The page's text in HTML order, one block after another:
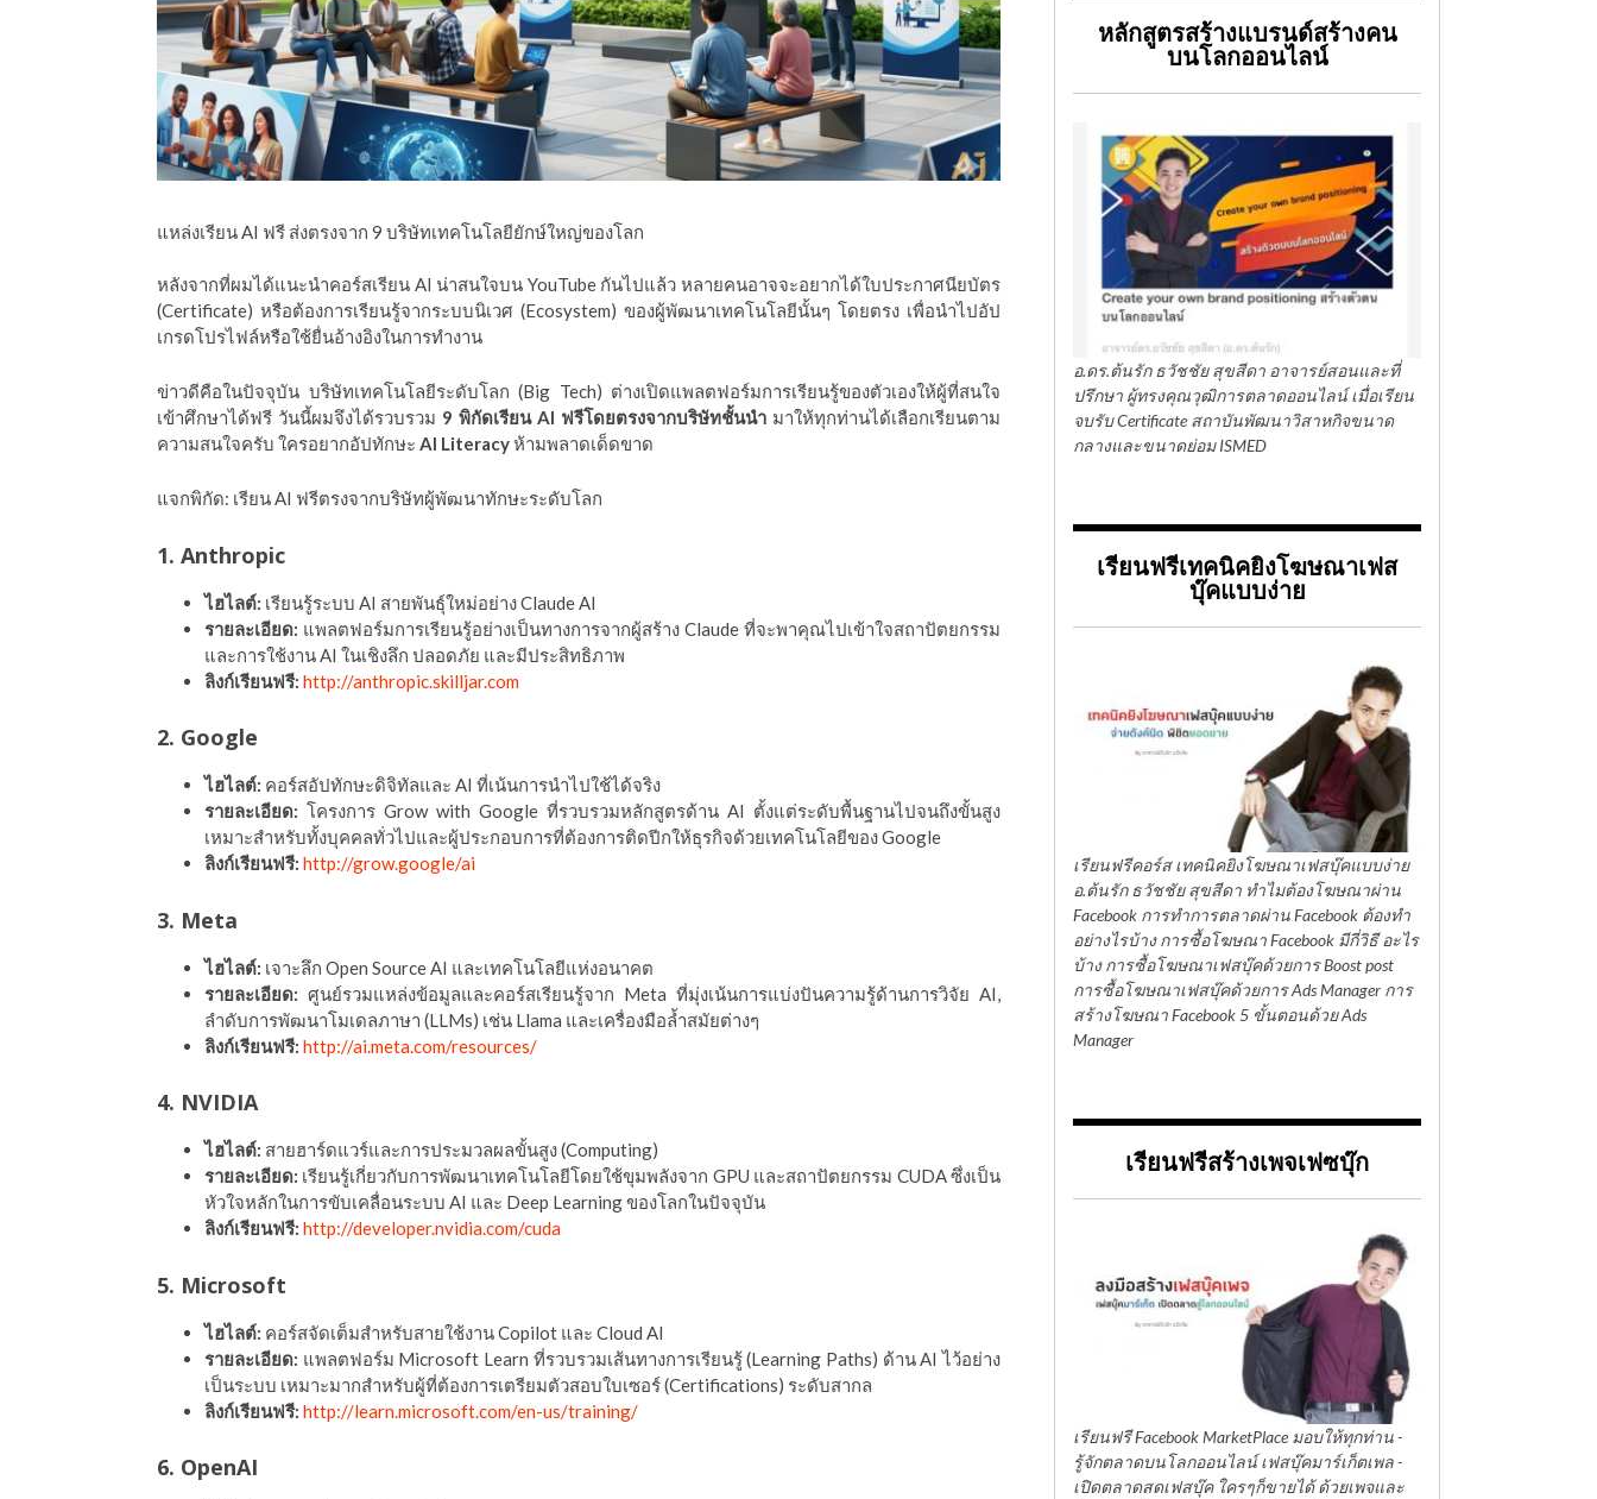
แหล่งเรียน AI ฟรี ส่งตรงจาก 9 บริษัทเทคโนโลยียักษ์ใหญ่ของโลก
หลังจากที่ผมได้แนะนำคอร์สเรียน AI น่าสนใจบน YouTube กันไปแล้ว หลายคนอาจจะอยากได้ใบประกาศนียบัตร
(Certificate) หรือต้องการเรียนรู้จากระบบนิเวศ (Ecosystem) ของผู้พัฒนาเทคโนโลยีนั้นๆ โดยตรง เพื่อนำไปอัป
เกรดโปรไฟล์หรือใช้ยื่นอ้างอิงในการทำงาน
ข่าวดีคือในปัจจุบัน บริษัทเทคโนโลยีระดับโลก (Big Tech) ต่างเปิดแพลตฟอร์มการเรียนรู้ของตัวเองให้ผู้ที่สนใจ
เข้าศึกษาได้ฟรี วันนี้ผมจึงได้รวบรวม 9 พิกัดเรียน AI ฟรีโดยตรงจากบริษัทชั้นนำ มาให้ทุกท่านได้เลือกเรียนตาม
ความสนใจครับ ใครอยากอัปทักษะ AI Literacyห้ามพลาดเด็ดขาด
แจกพิกัด: เรียน AI ฟรีตรงจากบริษัทผู้พัฒนาทักษะระดับโลก
1. Anthropic
ไฮไลต์: เรียนรู้ระบบ AI สายพันธุ์ใหม่อย่าง Claude AI
รายละเอียด: แพลตฟอร์มการเรียนรู้อย่างเป็นทางการจากผู้สร้าง Claude ที่จะพาคุณไปเข้าใจสถาปัตยกรรม
และการใช้งาน AI ในเชิงลึก ปลอดภัย และมีประสิทธิภาพ
ลิงก์เรียนฟรี: http://anthropic.skilljar.com
2. Google
ไฮไลต์: คอร์สอัปทักษะดิจิทัลและ AI ที่เน้นการนำไปใช้ได้จริง
รายละเอียด: โครงการ Grow with Google ที่รวบรวมหลักสูตรด้าน AI ตั้งแต่ระดับพื้นฐานไปจนถึงขั้นสูง
เหมาะสำหรับทั้งบุคคลทั่วไปและผู้ประกอบการที่ต้องการติดปีกให้ธุรกิจด้วยเทคโนโลยีของ Google
ลิงก์เรียนฟรี: http://grow.google/ai
3. Meta
ไฮไลต์: เจาะลึก Open Source AI และเทคโนโลยีแห่งอนาคต
รายละเอียด: ศูนย์รวมแหล่งข้อมูลและคอร์สเรียนรู้จาก Meta ที่มุ่งเน้นการแบ่งปันความรู้ด้านการวิจัย AI,
ลำดับการพัฒนาโมเดลภาษา (LLMs) เช่น Llama และเครื่องมือล้ำสมัยต่างๆ
ลิงก์เรียนฟรี: http://ai.meta.com/resources/
4. NVIDIA
ไฮไลต์: สายฮาร์ดแวร์และการประมวลผลขั้นสูง (Computing)
รายละเอียด: เรียนรู้เกี่ยวกับการพัฒนาเทคโนโลยีโดยใช้ขุมพลังจาก GPU และสถาปัตยกรรม CUDA ซึ่งเป็น
หัวใจหลักในการขับเคลื่อนระบบ AI และ Deep Learning ของโลกในปัจจุบัน
ลิงก์เรียนฟรี: http://developer.nvidia.com/cuda
5. Microsoft
ไฮไลต์: คอร์สจัดเต็มสำหรับสายใช้งาน Copilot และ Cloud AI
รายละเอียด: แพลตฟอร์ม Microsoft Learn ที่รวบรวมเส้นทางการเรียนรู้ (Learning Paths) ด้าน AI ไว้อย่าง
เป็นระบบ เหมาะมากสำหรับผู้ที่ต้องการเตรียมตัวสอบใบเซอร์ (Certifications) ระดับสากล
ลิงก์เรียนฟรี: http://learn.microsoft.com/en-us/training/
6. OpenAI
หลักสูตรสร้างแบรนด์สร้างคน
บนโลกออนไลน์
อ.ดร.ต้นรัก ธวัชชัย สุขสีดา อาจารย์สอนและที่
ปรึกษา ผู้ทรงคุณวุฒิการตลาดออนไลน์ เมื่อเรียน
จบรับ Certificate สถาบันพัฒนาวิสาหกิจขนาด
กลางและขนาดย่อม ISMED
เรียนฟรีเทคนิคยิงโฆษณาเฟส
บุ๊คแบบง่าย
เรียนฟรีคอร์ส เทคนิคยิงโฆษณาเฟสบุ๊คแบบง่าย
อ.ต้นรัก ธวัชชัย สุขสีดา ทำไมต้องโฆษณาผ่าน
Facebook การทำการตลาดผ่าน Facebook ต้องทำ
อย่างไรบ้าง การซื้อโฆษณา Facebook มีกี่วิธี อะไร
บ้าง การซื้อโฆษณาเฟสบุ๊คด้วยการ Boost post
การซื้อโฆษณาเฟสบุ๊คด้วยการ Ads Manager การ
สร้างโฆษณา Facebook 5 ขั้นตอนด้วย Ads
Manager
เรียนฟรีสร้างเพจเฟซบุ๊ก
เรียนฟรี Facebook MarketPlace มอบให้ทุกท่าน -
รู้จักตลาดบนโลกออนไลน์ เฟสบุ๊คมาร์เก็ตเพล -
เปิดตลาดสดเฟสบุ๊ค ใครๆก็ขายได้ ด้วยเพจและ